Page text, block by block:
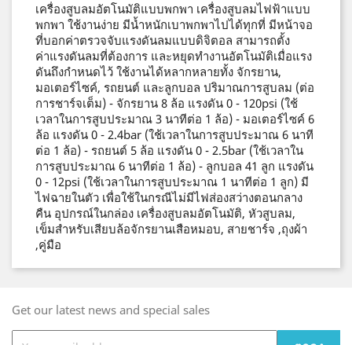
เครื่องสูบลมอัตโนมัติแบบพกพา เครื่องสูบลมไฟฟ้าแบบ
พกพา ใช้งานง่าย มีน้ำหนักเบาพกพาไปได้ทุกที่ มีหน้าจอ
ที่บอกค่าตรวจจับแรงดันลมแบบดิจิตอล สามารถตั้ง
ค่าแรงดันลมที่ต้องการ และหยุดทำงานอัตโนมัติเมื่อแรง
ดันถึงกำหนดไว้ ใช้งานได้หลากหลายทั้ง จักรยาน,
มอเตอร์ไซค์, รถยนต์ และลูกบอล ปริมาณการสูบลม (ต่อ
การชาร์จเต็ม) - จักรยาน 8 ล้อ แรงดัน 0 - 120psi (ใช้
เวลาในการสูบประมาณ 3 นาทีต่อ 1 ล้อ) - มอเตอร์ไซค์ 6
ล้อ แรงดัน 0 - 2.4bar (ใช้เวลาในการสูบประมาณ 6 นาที
ต่อ 1 ล้อ) - รถยนต์ 5 ล้อ แรงดัน 0 - 2.5bar (ใช้เวลาใน
การสูบประมาณ 6 นาทีต่อ 1 ล้อ) - ลูกบอล 41 ลูก แรงดัน
0 - 12psi (ใช้เวลาในการสูบประมาณ 1 นาทีต่อ 1 ลูก) มี
ไฟฉายในตัว เพื่อใช้ในกรณีไม่มีไฟส่องสว่างตอนกลาง
คืน อุปกรณ์ในกล่อง เครื่องสูบลมอัตโนมัติ, หัวสูบลม,
เข็มสำหรับเสียบล้อจักรยานเสือหมอบ, สายชาร์จ ,ถุงผ้า
,คู่มือ
Get our latest news and special sales